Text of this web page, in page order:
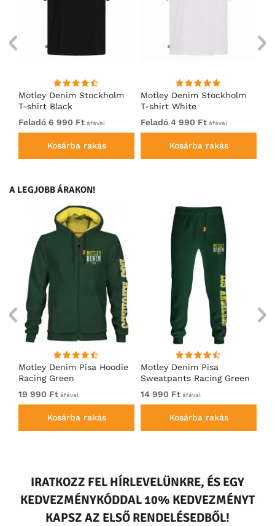
Motley Denim Stockholm
T-shirt Black
Feladó 6 990 Ft áfával
Kosárba rakás
Motley Denim Stockholm
T-shirt White
Feladó 4 990 Ft áfával
Kosárba rakás
A LEGJOBB ÁRAKON!
Motley Denim Pisa Hoodie
Racing Green
19 990 Ft áfával
Kosárba rakás
Motley Denim Pisa
Sweatpants Racing Green
14 990 Ft áfával
Kosárba rakás
IRATKOZZ FEL HÍRLEVELÜNKRE, ÉS EGY
KEDVEZMÉNYKÓDDAL 10% KEDVEZMÉNYT
KAPSZ AZ ELSŐ RENDELÉSEDBŐL!